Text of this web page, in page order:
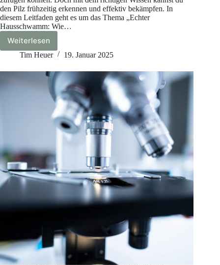
den Pilz frühzeitig erkennen und effektiv bekämpfen. In
diesem Leitfaden geht es um das Thema „Echter
Hausschwamm: Wie…
Weiterlesen
Echter
Hausschwamm:
du
erkennst,
bekämpfst
Schäden
vermeidest
Tim Heuer 19. Januar 2025